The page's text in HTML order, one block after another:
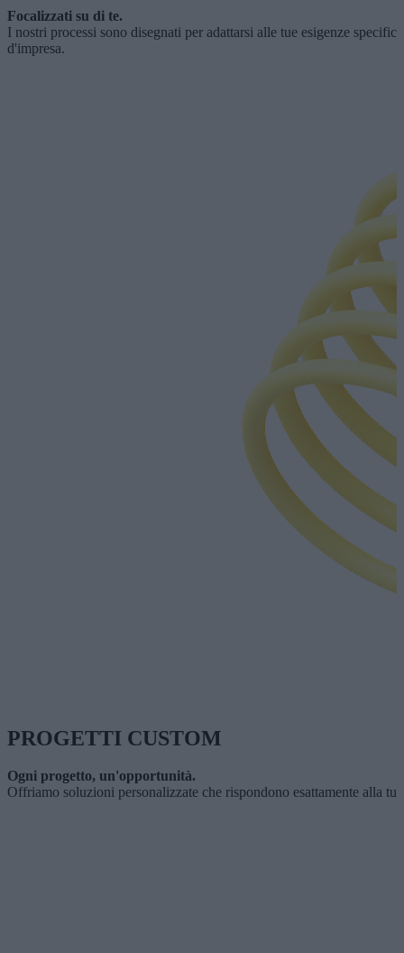
Focalizzati su di te.
I nostri processi sono disegnati per adattarsi alle tue esigenze
d'impresa.
PROGETTI CUSTOM
Ogni progetto, un'opportunità.
Offriamo soluzioni personalizzate che rispondono esattamente alla